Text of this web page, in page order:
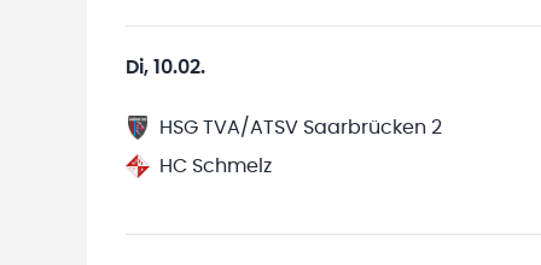
Di, 10.02.
HSG TVA/ATSV Saarbrücken 2
HC Schmelz